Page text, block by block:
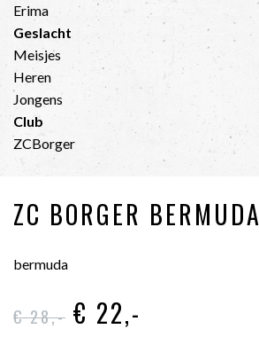
Erima
Geslacht
Meisjes
Heren
Jongens
Club
ZCBorger
ZC BORGER BERMUDA
bermuda
€ 28,- € 22,-